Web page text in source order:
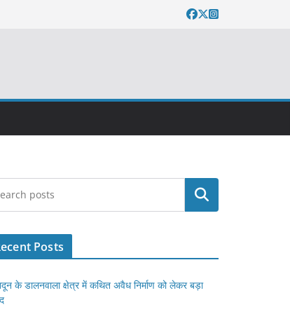
Search
Posts
के डालनवाला क्षेत्र में कथित अवैध निर्माण को लेकर बड़ा